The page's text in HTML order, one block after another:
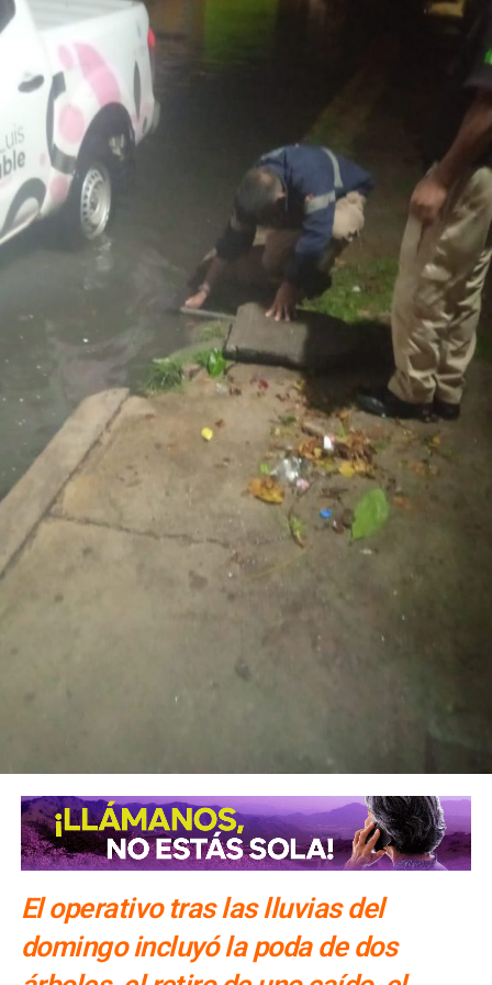
que diariamente utilizan esta importante vialidad.
El Gobierno de la Capital
agradece la comprensión y
colaboración de la ciudadanía durante el desarrollo de
estas labores e invita a
respetarla señalización
instalada, conducir con moderación y atender las
indicaciones
del personal que participa en los trabajos, a
fin de garantizar la seguridad de todas y todos.
Tangamanga prevé refuerzo con Guardia Civil
tras dos su1c1d10s
El operativo tras las lluvias del
domingo incluyó la poda de dos